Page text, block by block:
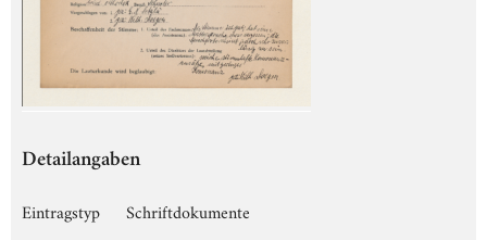
Detailangaben
Eintragstyp
Schriftdokumente